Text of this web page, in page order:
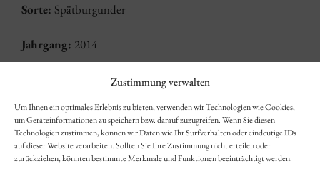
Zustimmung verwalten
Um Ihnen ein optimales Erlebnis zu bieten, verwenden wir Technologien wie Cookies,
um Geräteinformationen zu speichern bzw. darauf zuzugreifen. Wenn Sie diesen
Technologien zustimmen, können wir Daten wie Ihr Surfverhalten oder eindeutige IDs
auf dieser Website verarbeiten. Sollten Sie Ihre Zustimmung nicht erteilen oder
zurückziehen, könnten bestimmte Merkmale und Funktionen beeinträchtigt werden.
Sorte: Spätburgunder
Jahrgang: 2014
Qualitätswein
Geschmack:trocken
Alkohol:13,5 % vol